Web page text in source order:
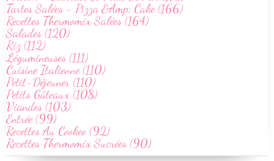
Tartes Salées - Pizza &Amp; Cake (166)
Recettes Thermomix Salées (164)
Salades (120)
Riz (112)
Légumineuses (111)
Cuisine Italienne (110)
Petit-Déjeuner (110)
Petits Gâteaux (108)
Viandes (103)
Entrée (99)
Recettes Au Cookeo (92)
Recettes Thermomix Sucrées (90)